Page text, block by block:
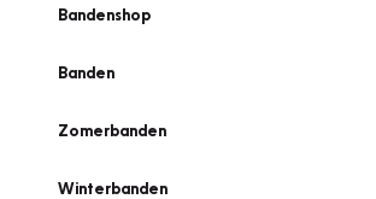
Bandenshop
Banden
Zomerbanden
Winterbanden